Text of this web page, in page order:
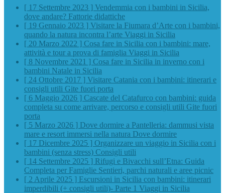
[ 17 Settembre 2023 ] Vendemmia con i bambini in Sicilia,
dove andare? Fattorie didattiche
[ 19 Gennaio 2023 ] Visitare la Fiumara d’Arte con i bambini,
quando la natura incontra l’arte Viaggi in Sicilia
[ 20 Marzo 2022 ] Cosa fare in Sicilia con i bambini: mare,
attività e tour a prova di famiglia Viaggi in Sicilia
[ 8 Novembre 2021 ] Cosa fare in Sicilia in inverno con i
bambini Natale in Sicilia
[ 24 Ottobre 2017 ] Visitare Catania con i bambini: itinerari e
consigli utili Gite fuori porta
[ 6 Maggio 2026 ] Cascate del Catafurco con bambini: guida
completa su come arrivare, percorso e consigli utili Gite fuori
porta
[ 5 Marzo 2026 ] Dove dormire a Pantelleria: dammusi vista
mare e resort immersi nella natura Dove dormire
[ 17 Dicembre 2025 ] Organizzare un viaggio in Sicilia con i
bambini (senza stress) Consigli utili
[ 14 Settembre 2025 ] Rifugi e Bivacchi sull’Etna: Guida
Completa per Famiglie Sentieri, parchi naturali e aree picnic
[ 2 Aprile 2025 ] Escursioni in Sicilia con bambini: itinerari
imperdibili (+ consigli utili)- Parte 1 Viaggi in Sicilia